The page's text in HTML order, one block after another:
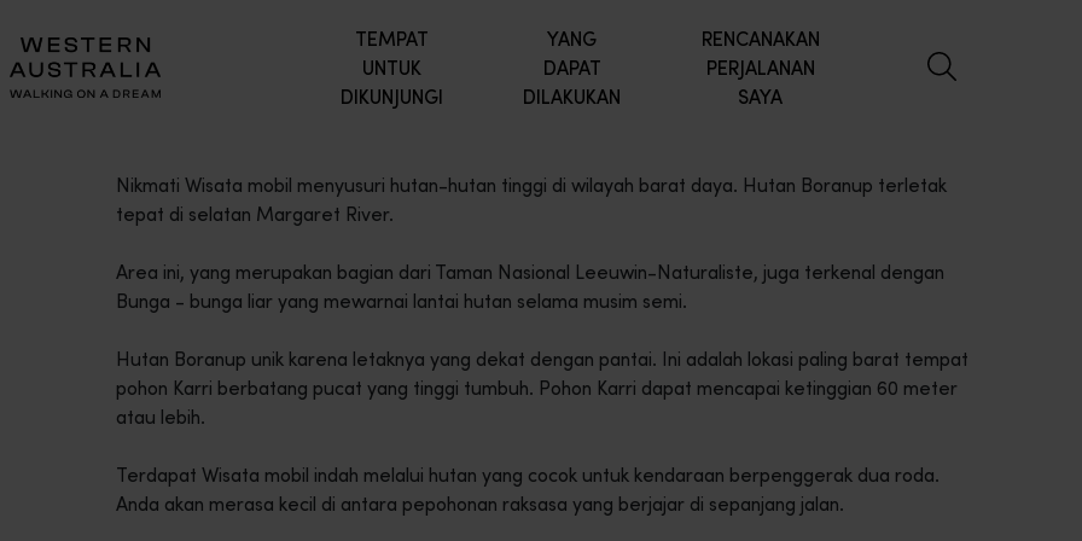
TEMPAT
UNTUK
DIKUNJUNGI
YANG
DAPAT
DILAKUKAN
RENCANAKAN
PERJALANAN
SAYA
Nikmati Wisata mobil menyusuri hutan-hutan tinggi di wilayah barat daya. Hutan Boranup terletak
tepat di selatan Margaret River.
Area ini, yang merupakan bagian dari Taman Nasional Leeuwin-Naturaliste, juga terkenal dengan
Bunga - bunga liar yang mewarnai lantai hutan selama musim semi.
Hutan Boranup unik karena letaknya yang dekat dengan pantai. Ini adalah lokasi paling barat tempat
pohon Karri berbatang pucat yang tinggi tumbuh. Pohon Karri dapat mencapai ketinggian 60 meter
atau lebih.
Terdapat Wisata mobil indah melalui hutan yang cocok untuk kendaraan berpenggerak dua roda.
Anda akan merasa kecil di antara pepohonan raksasa yang berjajar di sepanjang jalan.